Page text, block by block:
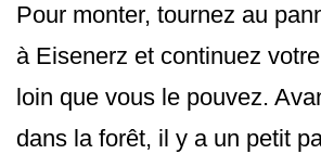
Pour monter, tournez au
à Eisenerz et continuez
loin que vous le pouvez.
dans la forêt, il y a un petit